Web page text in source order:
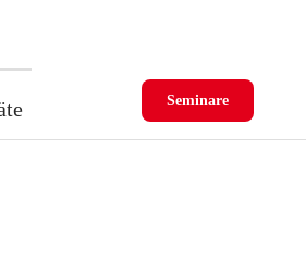
Seminare